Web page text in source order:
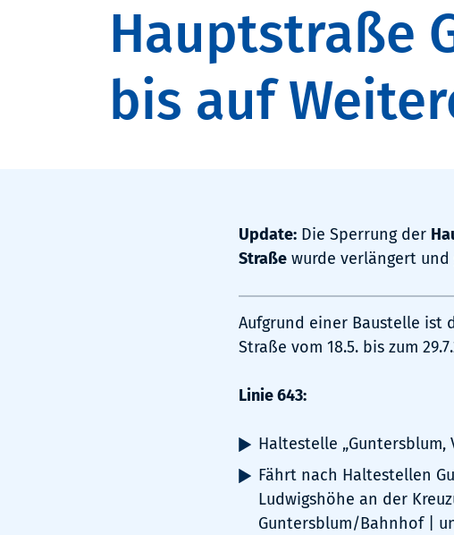
Hauptstraße
bis auf
Update: Die Sperrung der
Straße wurde verlängert
Aufgrund einer Baustelle ist
Straße vom 18.5. bis zum
Linie 643:
Haltestelle
Fährt nach Haltestellen
Ludwigshöhe an der
Guntersblum/Bahnhof |